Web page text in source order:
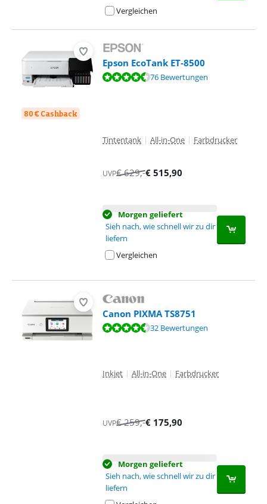
Vergleichen
80 € Cashback
Epson EcoTank ET-8500
Bewertet mit 9,1 von 10, basierend auf 76 Bewertungen.
76 Bewertungen
Tintentank | All-in-One | Farbdrucker
UVP€629,-€ 515,90
Morgen geliefert
Sieh nach, wie schnell wir zu dir
liefern
Vergleichen
Canon PIXMA TS8751
Bewertet mit 9,4 von 10, basierend auf 32 Bewertungen.
32 Bewertungen
Inkjet | All-in-One | Farbdrucker
UVP€259,-€ 175,90
Morgen geliefert
Sieh nach, wie schnell wir zu dir
liefern